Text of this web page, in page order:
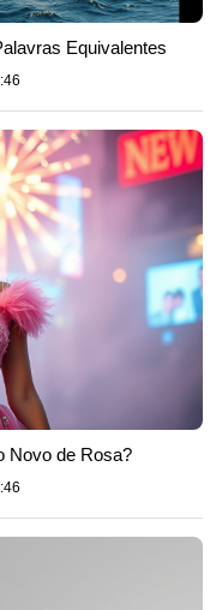
Equivalentes
Novo de Rosa?